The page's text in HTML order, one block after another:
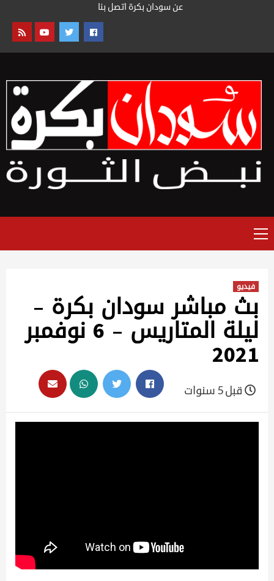
عن سودان بكرة اتصل بنا
القائمة
فيديو
بث مباشر سودان بكرة –
ليلة المتاريس – 6 نوفمبر
2021
قبل 5 سنوات